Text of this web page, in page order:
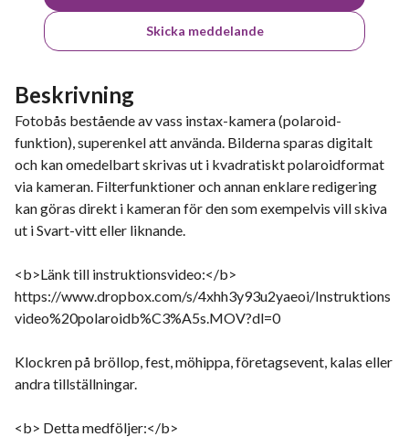
Skicka meddelande
Beskrivning
Fotobås bestående av vass instax-kamera (polaroid-
funktion), superenkel att använda. Bilderna sparas digitalt
och kan omedelbart skrivas ut i kvadratiskt polaroidformat
via kameran. Filterfunktioner och annan enklare redigering
kan göras direkt i kameran för den som exempelvis vill skiva
ut i Svart-vitt eller liknande.
<b>Länk till instruktionsvideo:</b>
https://www.dropbox.com/s/4xhh3y93u2yaeoi/Instruktions
video%20polaroidb%C3%A5s.MOV?dl=0
Klockren på bröllop, fest, möhippa, företagsevent, kalas eller
andra tillställningar.
<b> Detta medföljer:</b>